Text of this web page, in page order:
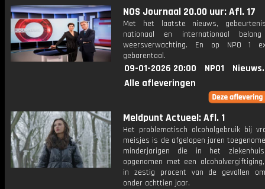
NOS Journaal 20.00 uur: Afl. 17
Met het laatste nieuws,
nationaal en internationaal
weersverwachting. En op NPO 1
gebarentaal.
09-01-2026 20:00 NPO1
Alle afleveringen
Meldpunt Actueel: Afl. 1
Het problematisch alcoholgebruik bij
meisjes is de afgelopen jaren
minderjarigen die in het
opgenomen met een
in zestig procent van de gevallen
onder achttien jaar.